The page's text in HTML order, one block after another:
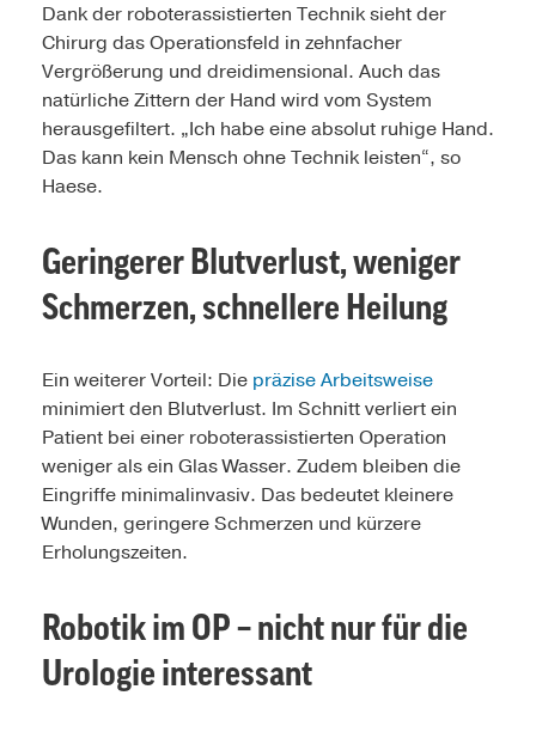
Dank der roboterassistierten Technik sieht der
Chirurg das Operationsfeld in zehnfacher
Vergrößerung und dreidimensional. Auch das
natürliche Zittern der Hand wird vom System
herausgefiltert. „Ich habe eine absolut ruhige Hand.
Das kann kein Mensch ohne Technik leisten“, so
Haese.
Geringerer Blutverlust, weniger
Schmerzen, schnellere Heilung
Ein weiterer Vorteil: Die präzise Arbeitsweise
minimiert den Blutverlust. Im Schnitt verliert ein
Patient bei einer roboterassistierten Operation
weniger als ein Glas Wasser. Zudem bleiben die
Eingriffe minimalinvasiv. Das bedeutet kleinere
Wunden, geringere Schmerzen und kürzere
Erholungszeiten.
Robotik im OP – nicht nur für die
Urologie interessant